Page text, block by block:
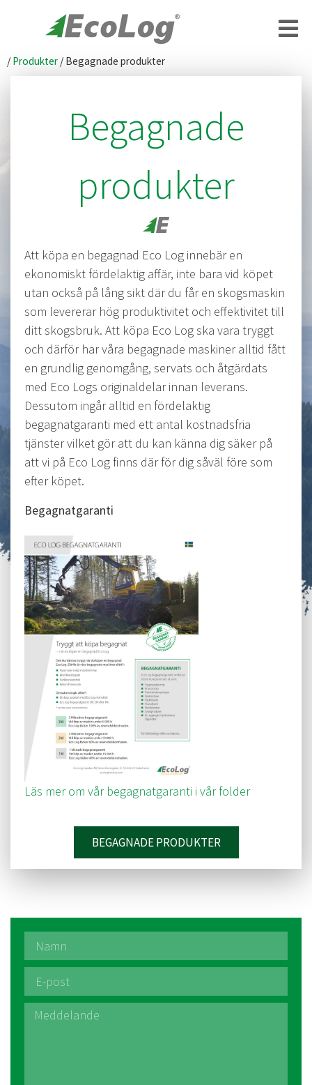
/ Produkter / Begagnade produkter
Begagnade
produkter
Att köpa en begagnad Eco Log innebär en
ekonomiskt fördelaktig affär, inte bara vid köpet
utan också på lång sikt där du får en skogsmaskin
som levererar hög produktivitet och effektivitet till
ditt skogsbruk. Att köpa Eco Log ska vara tryggt
och därför har våra begagnade maskiner alltid fått
en grundlig genomgång, servats och åtgärdats
med Eco Logs originaldelar innan leverans.
Dessutom ingår alltid en fördelaktig
begagnatgaranti med ett antal kostnadsfria
tjänster vilket gör att du kan känna dig säker på
att vi på Eco Log finns där för dig såväl före som
efter köpet.
Begagnatgaranti
Läs mer om vår begagnatgaranti i vår folder
BEGAGNADE PRODUKTER